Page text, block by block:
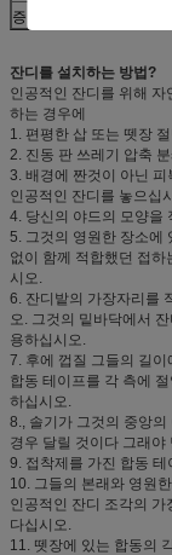
증명서
잔디를 설치하는 방법?
인공적인 잔디를 위해
하는 경우에
1. 편평한 삽 또는 뗏장
2. 진동 판 쓰레기 압축
3. 배경에 짠것이 아닌
인공적인 잔디를 놓으십
4. 당신의 야드의 모양을
5. 그것의 영원한 장소에
없이 함께 적합했던 접
시오.
6. 잔디밭의 가장자리를
오. 그것의 밑바닥에서
용하십시오.
7. 후에 껍질 그들의 길
합동 테이프를 각 측에
하십시오.
8., 솔기가 그것의 중앙
경우 달릴 것이다 그래
9. 접착제를 가진 합동
10. 그들의 본래와 영원
인공적인 잔디 조각의
다십시오.
11. 뗏장에 있는 합동의